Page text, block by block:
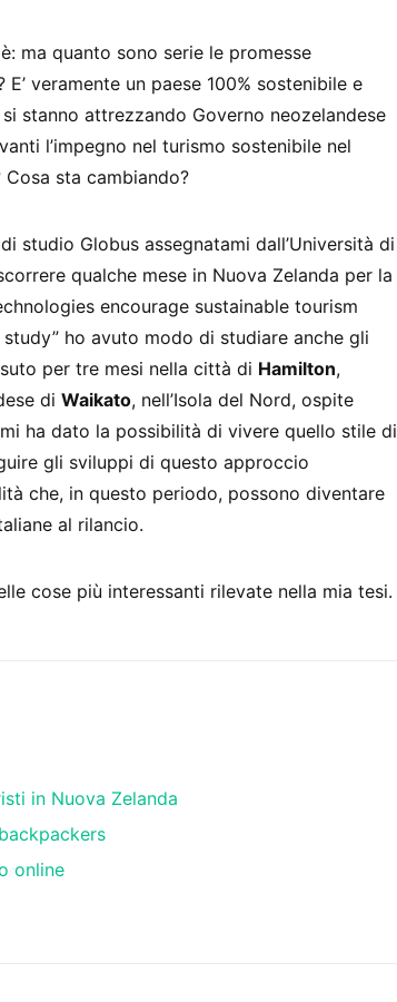
ma quanto sono serie le promesse
veramente un paese 100% sostenibile e
stanno attrezzando Governo neozelandese
l’impegno nel turismo sostenibile nel
sta cambiando?
studio Globus assegnatami dall’Università di
qualche mese in Nuova Zelanda per la
encourage sustainable tourism
ho avuto modo di studiare anche gli
per tre mesi nella città di Hamilton,
di Waikato, nell’Isola del Nord, ospite
ha dato la possibilità di vivere quello stile di
gli sviluppi di questo approccio
che, in questo periodo, possono diventare
al rilancio.
cose più interessanti rilevate nella mia tesi.
in Nuova Zelanda
online